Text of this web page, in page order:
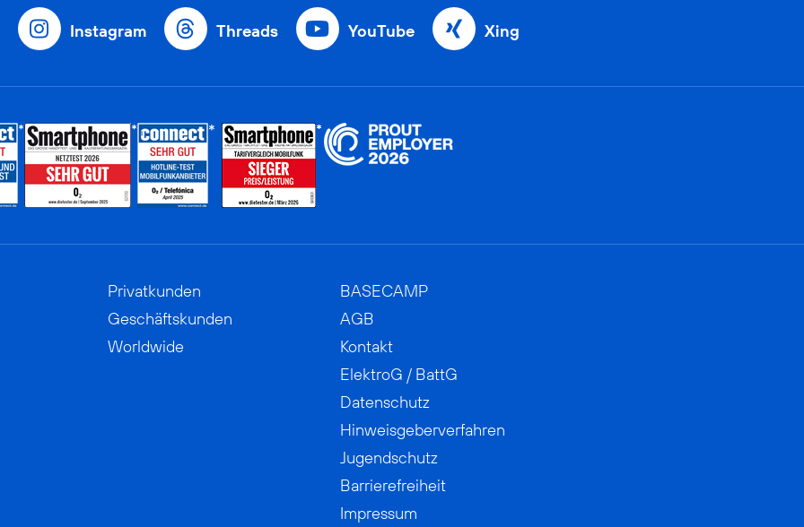
Instagram Threads YouTube Xing
Privatkunden
Geschäftskunden
Worldwide
BASECAMP
AGB
Kontakt
ElektroG / BattG
Datenschutz
Hinweisgeberverfahren
Jugendschutz
Barrierefreiheit
Impressum